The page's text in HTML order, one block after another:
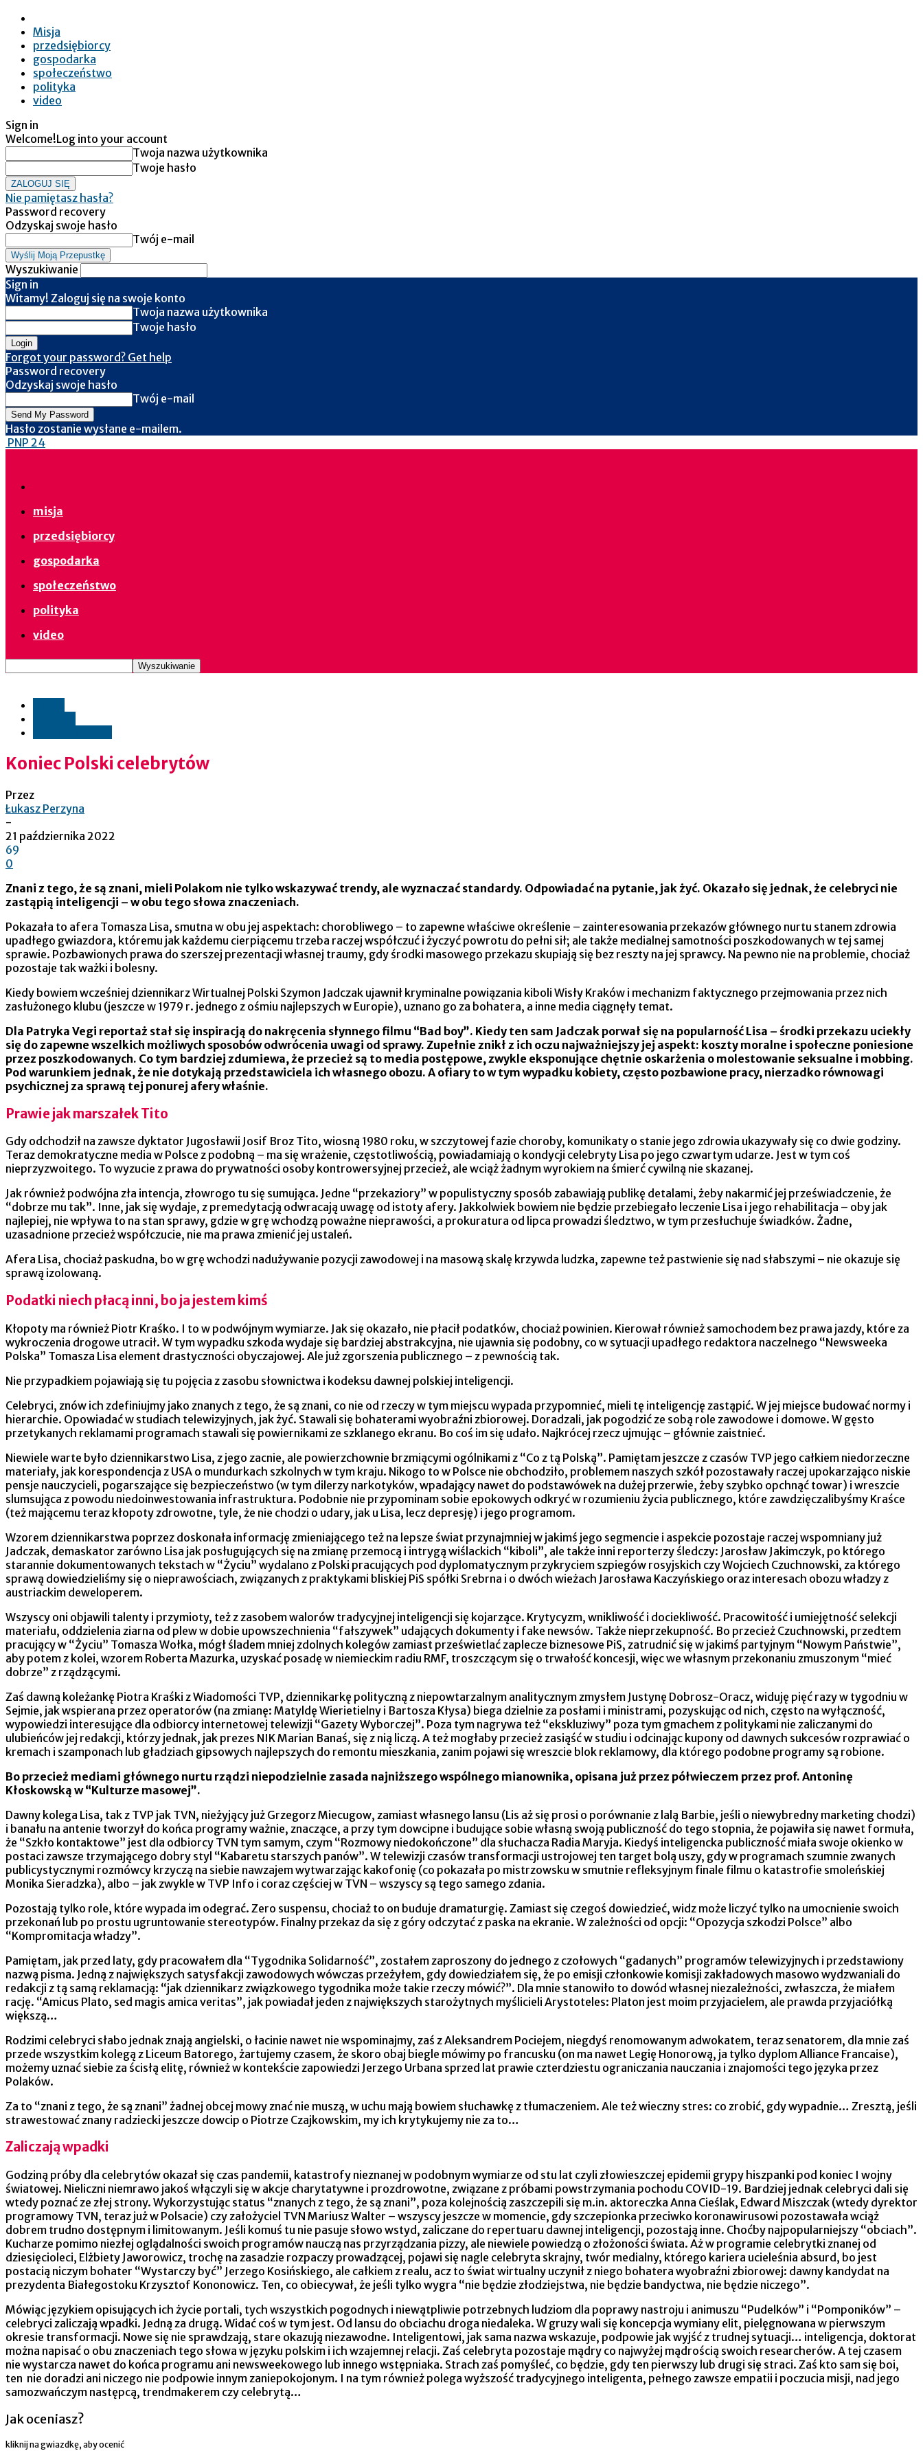
Misja
przedsiębiorcy
gospodarka
społeczeństwo
polityka
video
Sign in
Welcome!Log into your account
Twoja nazwa użytkownika
Twoje hasło
Nie pamiętasz hasła?
Password recovery
Odzyskaj swoje hasło
Twój e-mail
Wyszukiwanie
Sign in
Witamy! Zaloguj się na swoje konto
Twoja nazwa użytkownika
Twoje hasło
Forgot your password? Get help
Password recovery
Odzyskaj swoje hasło
Twój e-mail
Hasło zostanie wysłane e-mailem.
PNP 24
misja
przedsiębiorcy
gospodarka
społeczeństwo
polityka
video
Koniec Polski celebrytów
Przez
Łukasz Perzyna
-
21 października 2022
69
0
Znani z tego, że są znani, mieli Polakom nie tylko wskazywać trendy, ale wyznaczać standardy. Odpowiadać na pytanie, jak żyć. Okazało się jednak, że celebryci nie
zastąpią inteligencji – w obu tego słowa znaczeniach.
Pokazała to afera Tomasza Lisa, smutna w obu jej aspektach: chorobliwego – to zapewne właściwe określenie – zainteresowania przekazów głównego nurtu stanem zdrowia
upadłego gwiazdora, któremu jak każdemu cierpiącemu trzeba raczej współczuć i życzyć powrotu do pełni sił; ale także medialnej samotności poszkodowanych w tej samej
sprawie. Pozbawionych prawa do szerszej prezentacji własnej traumy, gdy środki masowego przekazu skupiają się bez reszty na jej sprawcy. Na pewno nie na problemie, chociaż
pozostaje tak ważki i bolesny.
Kiedy bowiem wcześniej dziennikarz Wirtualnej Polski Szymon Jadczak ujawnił kryminalne powiązania kiboli Wisły Kraków i mechanizm faktycznego przejmowania przez nich
zasłużonego klubu (jeszcze w 1979 r. jednego z ośmiu najlepszych w Europie), uznano go za bohatera, a inne media ciągnęły temat.
Dla Patryka Vegi reportaż stał się inspiracją do nakręcenia słynnego filmu “Bad boy”. Kiedy ten sam Jadczak porwał się na popularność Lisa – środki przekazu uciekły
się do zapewne wszelkich możliwych sposobów odwrócenia uwagi od sprawy. Zupełnie znikł z ich oczu najważniejszy jej aspekt: koszty moralne i społeczne poniesione
przez poszkodowanych. Co tym bardziej zdumiewa, że przecież są to media postępowe, zwykle eksponujące chętnie oskarżenia o molestowanie seksualne i mobbing.
Pod warunkiem jednak, że nie dotykają przedstawiciela ich własnego obozu. A ofiary to w tym wypadku kobiety, często pozbawione pracy, nierzadko równowagi
psychicznej za sprawą tej ponurej afery właśnie.
Prawie jak marszałek Tito
Gdy odchodził na zawsze dyktator Jugosławii Josif Broz Tito, wiosną 1980 roku, w szczytowej fazie choroby, komunikaty o stanie jego zdrowia ukazywały się co dwie godziny.
Teraz demokratyczne media w Polsce z podobną – ma się wrażenie, częstotliwością, powiadamiają o kondycji celebryty Lisa po jego czwartym udarze. Jest w tym coś
nieprzyzwoitego. To wyzucie z prawa do prywatności osoby kontrowersyjnej przecież, ale wciąż żadnym wyrokiem na śmierć cywilną nie skazanej.
Jak również podwójna zła intencja, złowrogo tu się sumująca. Jedne “przekaziory” w populistyczny sposób zabawiają publikę detalami, żeby nakarmić jej przeświadczenie, że
“dobrze mu tak”. Inne, jak się wydaje, z premedytacją odwracają uwagę od istoty afery. Jakkolwiek bowiem nie będzie przebiegało leczenie Lisa i jego rehabilitacja – oby jak
najlepiej, nie wpływa to na stan sprawy, gdzie w grę wchodzą poważne nieprawości, a prokuratura od lipca prowadzi śledztwo, w tym przesłuchuje świadków. Żadne,
uzasadnione przecież współczucie, nie ma prawa zmienić jej ustaleń.
Afera Lisa, chociaż paskudna, bo w grę wchodzi nadużywanie pozycji zawodowej i na masową skalę krzywda ludzka, zapewne też pastwienie się nad słabszymi – nie okazuje się
sprawą izolowaną.
Podatki niech płacą inni, bo ja jestem kimś
Kłopoty ma również Piotr Kraśko. I to w podwójnym wymiarze. Jak się okazało, nie płacił podatków, chociaż powinien. Kierował również samochodem bez prawa jazdy, które za
wykroczenia drogowe utracił. W tym wypadku szkoda wydaje się bardziej abstrakcyjna, nie ujawnia się podobny, co w sytuacji upadłego redaktora naczelnego “Newsweeka
Polska” Tomasza Lisa element drastyczności obyczajowej. Ale już zgorszenia publicznego – z pewnością tak.
Nie przypadkiem pojawiają się tu pojęcia z zasobu słownictwa i kodeksu dawnej polskiej inteligencji.
Celebryci, znów ich zdefiniujmy jako znanych z tego, że są znani, co nie od rzeczy w tym miejscu wypada przypomnieć, mieli tę inteligencję zastąpić. W jej miejsce budować normy i
hierarchie. Opowiadać w studiach telewizyjnych, jak żyć. Stawali się bohaterami wyobraźni zbiorowej. Doradzali, jak pogodzić ze sobą role zawodowe i domowe. W gęsto
przetykanych reklamami programach stawali się powiernikami ze szklanego ekranu. Bo coś im się udało. Najkrócej rzecz ujmując – głównie zaistnieć.
Niewiele warte było dziennikarstwo Lisa, z jego zacnie, ale powierzchownie brzmiącymi ogólnikami z “Co z tą Polską”. Pamiętam jeszcze z czasów TVP jego całkiem niedorzeczne
materiały, jak korespondencja z USA o mundurkach szkolnych w tym kraju. Nikogo to w Polsce nie obchodziło, problemem naszych szkół pozostawały raczej upokarzająco niskie
pensje nauczycieli, pogarszające się bezpieczeństwo (w tym dilerzy narkotyków, wpadający nawet do podstawówek na dużej przerwie, żeby szybko opchnąć towar) i wreszcie
slumsująca z powodu niedoinwestowania infrastruktura. Podobnie nie przypominam sobie epokowych odkryć w rozumieniu życia publicznego, które zawdzięczalibyśmy Kraśce
(też mającemu teraz kłopoty zdrowotne, tyle, że nie chodzi o udary, jak u Lisa, lecz depresję) i jego programom.
Wzorem dziennikarstwa poprzez doskonała informację zmieniającego też na lepsze świat przynajmniej w jakimś jego segmencie i aspekcie pozostaje raczej wspomniany już
Jadczak, demaskator zarówno Lisa jak posługujących się na zmianę przemocą i intrygą wiślackich “kiboli”, ale także inni reporterzy śledczy: Jarosław Jakimczyk, po którego
starannie dokumentowanych tekstach w “Życiu” wydalano z Polski pracujących pod dyplomatycznym przykryciem szpiegów rosyjskich czy Wojciech Czuchnowski, za którego
sprawą dowiedzieliśmy się o nieprawościach, związanych z praktykami bliskiej PiS spółki Srebrna i o dwóch wieżach Jarosława Kaczyńskiego oraz interesach obozu władzy z
austriackim deweloperem.
Wszyscy oni objawili talenty i przymioty, też z zasobem walorów tradycyjnej inteligencji się kojarzące. Krytycyzm, wnikliwość i dociekliwość. Pracowitość i umiejętność selekcji
materiału, oddzielenia ziarna od plew w dobie upowszechnienia “fałszywek” udających dokumenty i fake newsów. Także nieprzekupność. Bo przecież Czuchnowski, przedtem
pracujący w “Życiu” Tomasza Wołka, mógł śladem mniej zdolnych kolegów zamiast prześwietlać zaplecze biznesowe PiS, zatrudnić się w jakimś partyjnym “Nowym Państwie”,
aby potem z kolei, wzorem Roberta Mazurka, uzyskać posadę w niemieckim radiu RMF, troszczącym się o trwałość koncesji, więc we własnym przekonaniu zmuszonym “mieć
dobrze” z rządzącymi.
Zaś dawną koleżankę Piotra Kraśki z Wiadomości TVP, dziennikarkę polityczną z niepowtarzalnym analitycznym zmysłem Justynę Dobrosz-Oracz, widuję pięć razy w tygodniu w
Sejmie, jak wspierana przez operatorów (na zmianę: Matyldę Wierietielny i Bartosza Kłysa) biega dzielnie za posłami i ministrami, pozyskując od nich, często na wyłączność,
wypowiedzi interesujące dla odbiorcy internetowej telewizji “Gazety Wyborczej”. Poza tym nagrywa też “ekskluziwy” poza tym gmachem z politykami nie zaliczanymi do
ulubieńców jej redakcji, którzy jednak, jak prezes NIK Marian Banaś, się z nią liczą. A też mogłaby przecież zasiąść w studiu i odcinając kupony od dawnych sukcesów rozprawiać o
kremach i szamponach lub gładziach gipsowych najlepszych do remontu mieszkania, zanim pojawi się wreszcie blok reklamowy, dla którego podobne programy są robione.
Bo przecież mediami głównego nurtu rządzi niepodzielnie zasada najniższego wspólnego mianownika, opisana już przez półwieczem przez prof. Antoninę
Kłoskowską w “Kulturze masowej”.
Dawny kolega Lisa, tak z TVP jak TVN, nieżyjący już Grzegorz Miecugow, zamiast własnego lansu (Lis aż się prosi o porównanie z lalą Barbie, jeśli o niewybredny marketing chodzi)
i banału na antenie tworzył do końca programy ważnie, znaczące, a przy tym dowcipne i budujące sobie własną swoją publiczność do tego stopnia, że pojawiła się nawet formuła,
że “Szkło kontaktowe” jest dla odbiorcy TVN tym samym, czym “Rozmowy niedokończone” dla słuchacza Radia Maryja. Kiedyś inteligencka publiczność miała swoje okienko w
postaci zawsze trzymającego dobry styl “Kabaretu starszych panów”. W telewizji czasów transformacji ustrojowej ten target bolą uszy, gdy w programach szumnie zwanych
publicystycznymi rozmówcy krzyczą na siebie nawzajem wytwarzając kakofonię (co pokazała po mistrzowsku w smutnie refleksyjnym finale filmu o katastrofie smoleńskiej
Monika Sieradzka), albo – jak zwykle w TVP Info i coraz częściej w TVN – wszyscy są tego samego zdania.
Pozostają tylko role, które wypada im odegrać. Zero suspensu, chociaż to on buduje dramaturgię. Zamiast się czegoś dowiedzieć, widz może liczyć tylko na umocnienie swoich
przekonań lub po prostu ugruntowanie stereotypów. Finalny przekaz da się z góry odczytać z paska na ekranie. W zależności od opcji: “Opozycja szkodzi Polsce” albo
“Kompromitacja władzy”.
Pamiętam, jak przed laty, gdy pracowałem dla “Tygodnika Solidarność”, zostałem zaproszony do jednego z czołowych “gadanych” programów telewizyjnych i przedstawiony
nazwą pisma. Jedną z największych satysfakcji zawodowych wówczas przeżyłem, gdy dowiedziałem się, że po emisji członkowie komisji zakładowych masowo wydzwaniali do
redakcji z tą samą reklamacją: “jak dziennikarz związkowego tygodnika może takie rzeczy mówić?”. Dla mnie stanowiło to dowód własnej niezależności, zwłaszcza, że miałem
rację. “Amicus Plato, sed magis amica veritas”, jak powiadał jeden z największych starożytnych myślicieli Arystoteles: Platon jest moim przyjacielem, ale prawda przyjaciółką
większą…
Rodzimi celebryci słabo jednak znają angielski, o łacinie nawet nie wspominajmy, zaś z Aleksandrem Pociejem, niegdyś renomowanym adwokatem, teraz senatorem, dla mnie zaś
przede wszystkim kolegą z Liceum Batorego, żartujemy czasem, że skoro obaj biegle mówimy po francusku (on ma nawet Legię Honorową, ja tylko dyplom Alliance Francaise),
możemy uznać siebie za ścisłą elitę, również w kontekście zapowiedzi Jerzego Urbana sprzed lat prawie czterdziestu ograniczania nauczania i znajomości tego języka przez
Polaków.
Za to “znani z tego, że są znani” żadnej obcej mowy znać nie muszą, w uchu mają bowiem słuchawkę z tłumaczeniem. Ale też wieczny stres: co zrobić, gdy wypadnie… Zresztą, jeśli
strawestować znany radziecki jeszcze dowcip o Piotrze Czajkowskim, my ich krytykujemy nie za to…
Zaliczają wpadki
Godziną próby dla celebrytów okazał się czas pandemii, katastrofy nieznanej w podobnym wymiarze od stu lat czyli złowieszczej epidemii grypy hiszpanki pod koniec I wojny
światowej. Nieliczni niemrawo jakoś włączyli się w akcje charytatywne i prozdrowotne, związane z próbami powstrzymania pochodu COVID-19. Bardziej jednak celebryci dali się
wtedy poznać ze złej strony. Wykorzystując status “znanych z tego, że są znani”, poza kolejnością zaszczepili się m.in. aktoreczka Anna Cieślak, Edward Miszczak (wtedy dyrektor
programowy TVN, teraz już w Polsacie) czy założyciel TVN Mariusz Walter – wszyscy jeszcze w momencie, gdy szczepionka przeciwko koronawirusowi pozostawała wciąż
dobrem trudno dostępnym i limitowanym. Jeśli komuś tu nie pasuje słowo wstyd, zaliczane do repertuaru dawnej inteligencji, pozostają inne. Choćby najpopularniejszy “obciach”.
Kucharze pomimo niezłej oglądalności swoich programów nauczą nas przyrządzania pizzy, ale niewiele powiedzą o złożoności świata. Aż w programie celebrytki znanej od
dziesięcioleci, Elżbiety Jaworowicz, trochę na zasadzie rozpaczy prowadzącej, pojawi się nagle celebryta skrajny, twór medialny, którego kariera ucieleśnia absurd, bo jest
postacią niczym bohater “Wystarczy być” Jerzego Kosińskiego, ale całkiem z realu, acz to świat wirtualny uczynił z niego bohatera wyobraźni zbiorowej: dawny kandydat na
prezydenta Białegostoku Krzysztof Kononowicz. Ten, co obiecywał, że jeśli tylko wygra “nie będzie złodziejstwa, nie będzie bandyctwa, nie będzie niczego”.
Mówiąc językiem opisujących ich życie portali, tych wszystkich pogodnych i niewątpliwie potrzebnych ludziom dla poprawy nastroju i animuszu “Pudelków” i “Pomponików” –
celebryci zaliczają wpadki. Jedną za drugą. Widać coś w tym jest. Od lansu do obciachu droga niedaleka. W gruzy wali się koncepcja wymiany elit, pielęgnowana w pierwszym
okresie transformacji. Nowe się nie sprawdzają, stare okazują niezawodne. Inteligentowi, jak sama nazwa wskazuje, podpowie jak wyjść z trudnej sytuacji… inteligencja, doktorat
można napisać o obu znaczeniach tego słowa w języku polskim i ich wzajemnej relacji. Zaś celebryta pozostaje mądry co najwyżej mądrością swoich researcherów. A tej czasem
nie wystarcza nawet do końca programu ani newsweekowego lub innego wstępniaka. Strach zaś pomyśleć, co będzie, gdy ten pierwszy lub drugi się straci. Zaś kto sam się boi,
ten nie doradzi ani niczego nie podpowie innym zaniepokojonym. I na tym również polega wyższość tradycyjnego inteligenta, pełnego zawsze empatii i poczucia misji, nad jego
samozwańczym następcą, trendmakerem czy celebrytą…
Jak oceniasz?
kliknij na gwiazdkę, aby ocenić